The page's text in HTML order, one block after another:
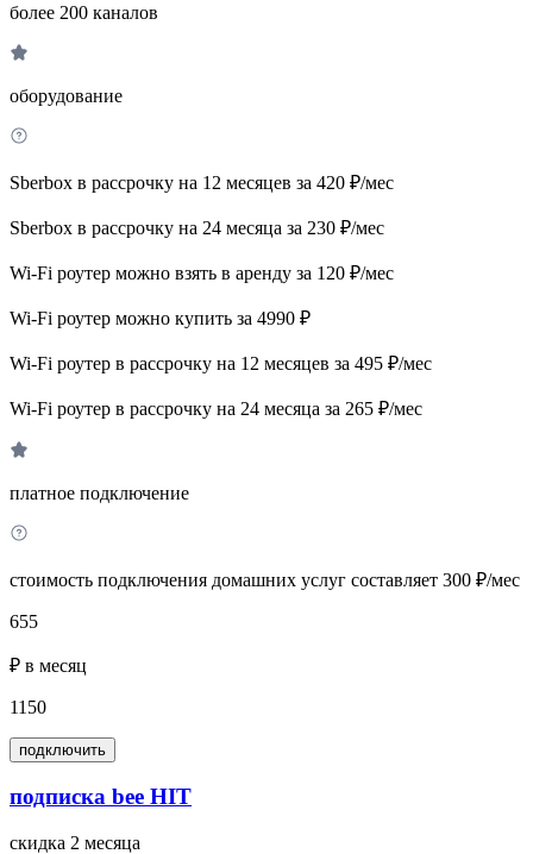
более 200 каналов
оборудование
Sberbox в рассрочку на 12 месяцев за 420 ₽/мес
Sberbox в рассрочку на 24 месяца за 230 ₽/мес
Wi-Fi роутер можно взять в аренду за 120 ₽/мес
Wi-Fi роутер можно купить за 4990 ₽
Wi-Fi роутер в рассрочку на 12 месяцев за 495 ₽/мес
Wi-Fi роутер в рассрочку на 24 месяца за 265 ₽/мес
платное подключение
стоимость подключения домашних услуг составляет 300 ₽/мес
655
₽ в месяц
1150
подключить
подписка bee HIT
скидка 2 месяца